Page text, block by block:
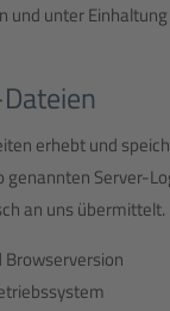
und unter Einhaltung
erhebt und
genannten Server-
an uns übermittelt.